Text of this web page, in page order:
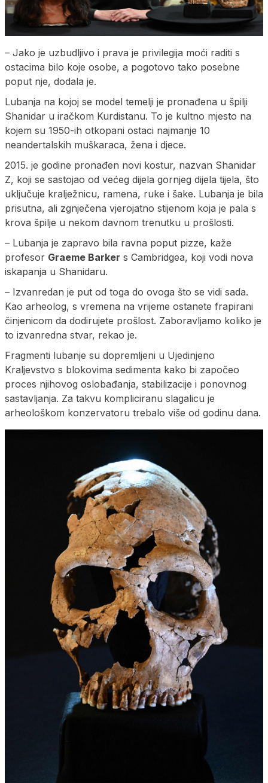
– Jako je uzbudljivo i prava je privilegija moći raditi s
ostacima bilo koje osobe, a pogotovo tako posebne
poput nje, dodala je.
Lubanja na kojoj se model temelji je pronađena u špilji
Shanidar u iračkom Kurdistanu. To je kultno mjesto na
kojem su 1950-ih otkopani ostaci najmanje 10
neandertalskih muškaraca, žena i djece.
2015. je godine pronađen novi kostur, nazvan Shanidar
Z, koji se sastojao od većeg dijela gornjeg dijela tijela, što
uključuje kralježnicu, ramena, ruke i šake. Lubanja je bila
prisutna, ali zgnječena vjerojatno stijenom koja je pala s
krova špilje u nekom davnom trenutku u prošlosti.
– Lubanja je zapravo bila ravna poput pizze, kaže
profesor Graeme Barker s Cambridgea, koji vodi nova
iskapanja u Shanidaru.
– Izvanredan je put od toga do ovoga što se vidi sada.
Kao arheolog, s vremena na vrijeme ostanete frapirani
činjenicom da dodirujete prošlost. Zaboravljamo koliko je
to izvanredna stvar, rekao je.
Fragmenti lubanje su dopremljeni u Ujedinjeno
Kraljevstvo s blokovima sedimenta kako bi započeo
proces njihovog oslobađanja, stabilizacije i ponovnog
sastavljanja. Za takvu kompliciranu slagalicu je
arheološkom konzervatoru trebalo više od godinu dana.